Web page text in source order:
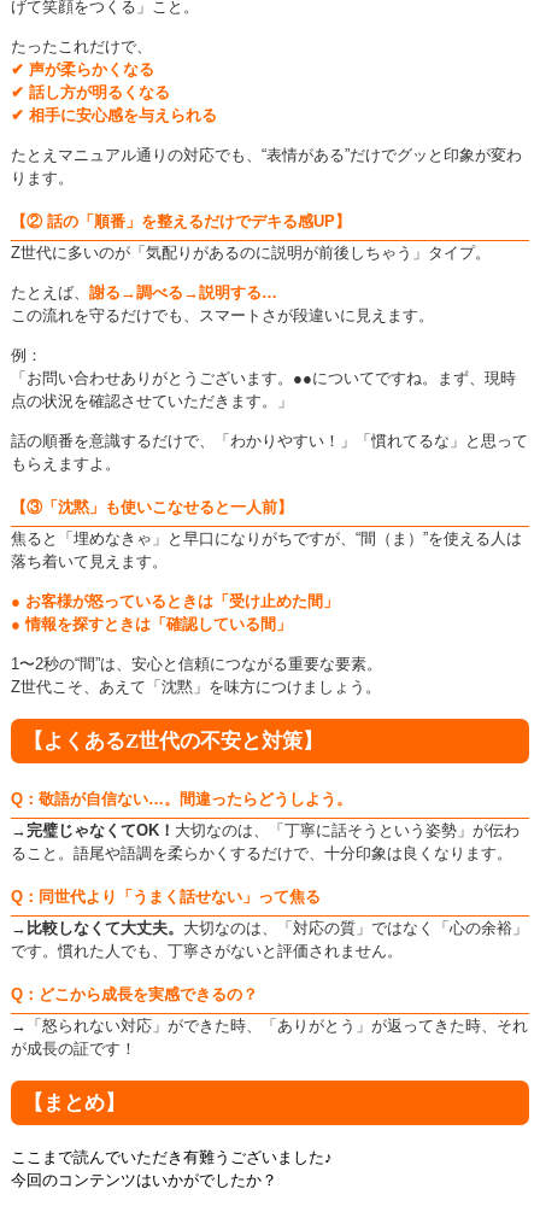
げて笑顔をつくる」こと。
たったこれだけで、
✔ 声が柔らかくなる
✔ 話し方が明るくなる
✔ 相手に安心感を与えられる
たとえマニュアル通りの対応でも、“表情がある”だけでグッと印象が変わ
ります。
【② 話の「順番」を整えるだけでデキる感UP】
Z世代に多いのが「気配りがあるのに説明が前後しちゃう」タイプ。
たとえば、 謝る→調べる→説明する…
この流れを守るだけでも、スマートさが段違いに見えます。
例：
「お問い合わせありがとうございます。●●についてですね。まず、現時
点の状況を確認させていただきます。」
話の順番を意識するだけで、「わかりやすい！」「慣れてるな」と思って
もらえますよ。
【③「沈黙」も使いこなせると一人前】
焦ると「埋めなきゃ」と早口になりがちですが、 “間（ま）”を使える人は
落ち着いて見えます。
● お客様が怒っているときは「受け止めた間」
● 情報を探すときは「確認している間」
1〜2秒の“間”は、安心と信頼につながる重要な要素。
Z世代こそ、あえて「沈黙」を味方につけましょう。
【よくあるZ世代の不安と対策】
Q：敬語が自信ない…。間違ったらどうしよう。
→完璧じゃなくてOK！ 大切なのは、「丁寧に話そうという姿勢」が伝わ
ること。語尾や語調を柔らかくするだけで、十分印象は良くなります。
Q：同世代より「うまく話せない」って焦る
→ 比較しなくて大丈夫。 大切なのは、「対応の質」ではなく「心の余裕」
です。慣れた人でも、丁寧さがないと評価されません。
Q：どこから成長を実感できるの？
→「怒られない対応」ができた時、「ありがとう」が返ってきた時、それ
が成長の証です！
【まとめ】
ここまで読んでいただき有難うございました♪
今回のコンテンツはいかがでしたか？